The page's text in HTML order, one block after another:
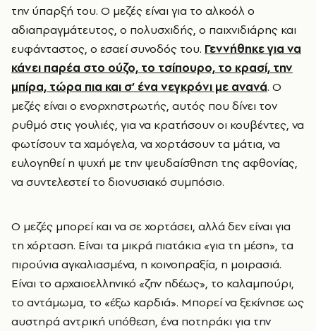
την ύπαρξή του. Ο μεζές είναι για το αλκοόλ ο
αδιαπραγμάτευτος, ο πολυσχιδής, ο παιχνιδιάρης και
ευφάνταστος, ο εσαεί συνοδός του. Γεννήθηκε για να
κάνει παρέα στο ούζο, το τσίπουρο, το κρασί, την
μπίρα, τώρα πια και σ’ ένα νεγκρόνι με ανανά. Ο
μεζές είναι ο ενορχηστρωτής, αυτός που δίνει τον
ρυθμό στις γουλιές, για να κρατήσουν οι κουβέντες, να
φωτίσουν τα χαμόγελα, να χορτάσουν τα μάτια, να
ευλογηθεί η ψυχή με την ψευδαίσθηση της αφθονίας,
να συντελεστεί το διονυσιακό συμπόσιο.
Ο μεζές μπορεί και να σε χορτάσει, αλλά δεν είναι για
τη χόρταση. Είναι τα μικρά πιατάκια «για τη μέση», τα
πιρούνια αγκαλιασμένα, η κοινοπραξία, η μοιρασιά.
Είναι το αρχαιοελληνικό «ζην ηδέως», το καλαμπούρι,
το αντάμωμα, το «έξω καρδιά». Μπορεί να ξεκίνησε ως
αυστηρά αντρική υπόθεση, ένα ποτηράκι για την